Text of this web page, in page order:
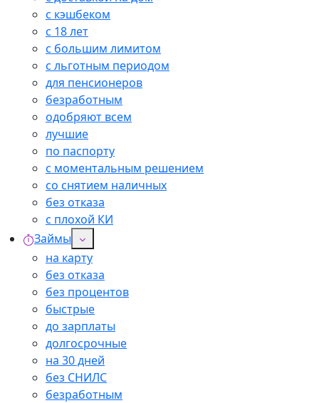
с кэшбеком
с 18 лет
с большим лимитом
с льготным периодом
для пенсионеров
безработным
одобряют всем
лучшие
по паспорту
с моментальным решением
со снятием наличных
без отказа
с плохой КИ
Займы
на карту
без отказа
без процентов
быстрые
до зарплаты
долгосрочные
на 30 дней
без СНИЛС
безработным